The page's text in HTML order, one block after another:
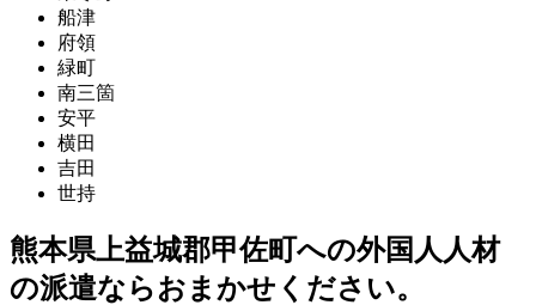
船津
府領
緑町
南三箇
安平
横田
吉田
世持
熊本県上益城郡甲佐町への外国人人材
の派遣ならおまかせください。